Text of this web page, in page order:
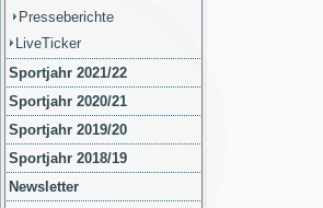
Presseberichte
LiveTicker
Sportjahr 2021/22
Sportjahr 2020/21
Sportjahr 2019/20
Sportjahr 2018/19
Newsletter